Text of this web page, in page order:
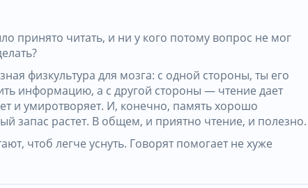
принято читать, и ни у кого потому вопрос не мог
физкультура для мозга: с одной стороны, ты его
информацию, а с другой стороны — чтение дает
и умиротворяет. И, конечно, память хорошо
запас растет. В общем, и приятно чтение, и полезно.
чтоб легче уснуть. Говорят помогает не хуже